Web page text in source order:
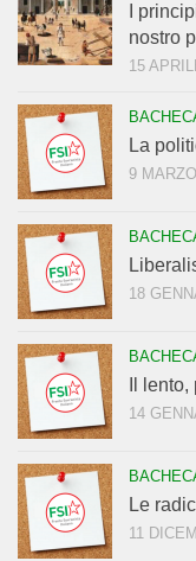
I
nostro
15
La
9
18
Il
14
Le
11